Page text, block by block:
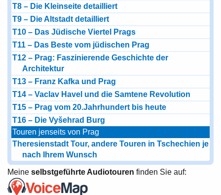
T8 – Die Kleinseite detailliert
T9 – Die Altstadt detailliert
T10 – Das Jüdische Viertel Prags
T11 – Das Beste vom jüdischen Prag
T12 – Prag: Faszinierende Geschichte der
Architektur
T13 – Franz Kafka und Prag
T14 – Vaclav Havel und die Samtene Revolution
T15 – Prag vom 20.Jahrhundert bis heute
T16 – Die Vyšehrad Burg
Touren jenseits von Prag
Theresienstadt Tour, andere Touren in Tschechien je
nach Ihrem Wunsch
Meine selbstgeführte Audiotouren finden Sie auf: